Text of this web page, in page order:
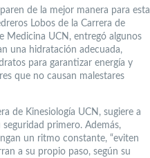
de la mejor manera para esta
Lobos de la Carrera de
Medicina UCN, entregó algunos
una hidratación adecuada,
para garantizar energía y
que no causan malestares
de Kinesiología UCN, sugiere a
primero. Además,
un ritmo constante, “eviten
a su propio paso, según su